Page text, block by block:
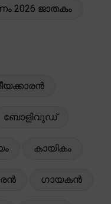
ജാതകം
ബോളിവുഡ്
കായികം
ഗായകൻ